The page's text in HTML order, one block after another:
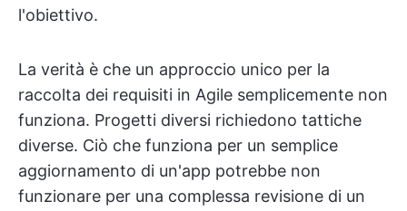
l'obiettivo.
La verità è che un approccio unico per la
raccolta dei requisiti in Agile semplicemente non
funziona. Progetti diversi richiedono tattiche
diverse. Ciò che funziona per un semplice
aggiornamento di un'app potrebbe non
funzionare per una complessa revisione di un